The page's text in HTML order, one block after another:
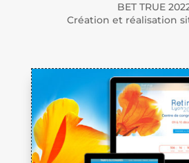
BET TRUE
Création et réalisation